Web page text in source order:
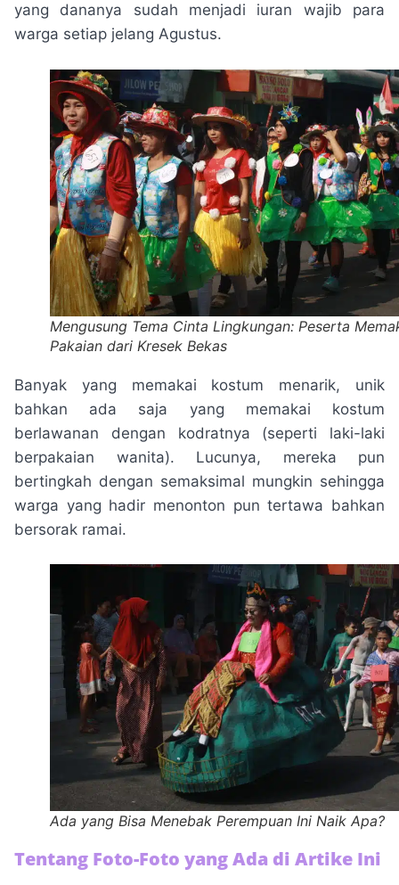
yang dananya sudah menjadi iuran wajib para
warga setiap jelang Agustus.
Mengusung Tema Cinta Lingkungan: Peserta
Pakaian dari Kresek Bekas
Banyak yang memakai kostum menarik, unik
bahkan ada saja yang memakai kostum
berlawanan dengan kodratnya (seperti laki-laki
berpakaian wanita). Lucunya, mereka pun
bertingkah dengan semaksimal mungkin sehingga
warga yang hadir menonton pun tertawa bahkan
bersorak ramai.
Ada yang Bisa Menebak Perempuan Ini Naik Apa?
Tentang Foto-Foto yang Ada di Artike Ini